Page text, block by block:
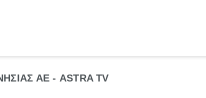
ΑΕ - ASTRA TV